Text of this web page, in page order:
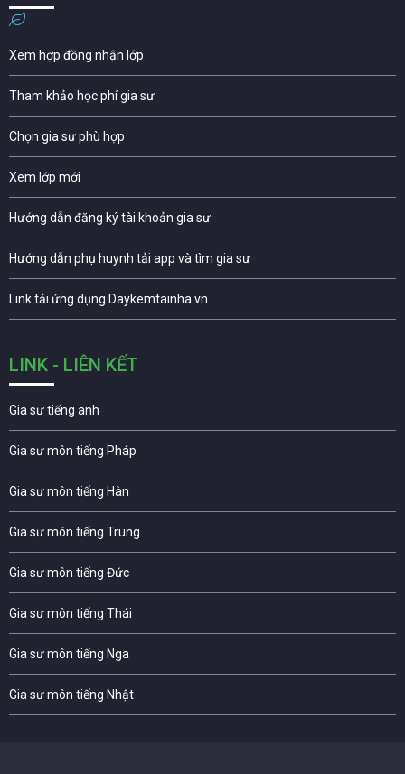
Xem hợp đồng nhận lớp
Tham khảo học phí gia sư
Chọn gia sư phù hợp
Xem lớp mới
Hướng dẫn đăng ký tài khoản gia sư
Hướng dẫn phụ huynh tải app và tìm gia sư
Link tải ứng dụng Daykemtainha.vn
LINK - LIÊN KẾT
Gia sư tiếng anh
Gia sư môn tiếng Pháp
Gia sư môn tiếng Hàn
Gia sư môn tiếng Trung
Gia sư môn tiếng Đức
Gia sư môn tiếng Thái
Gia sư môn tiếng Nga
Gia sư môn tiếng Nhật